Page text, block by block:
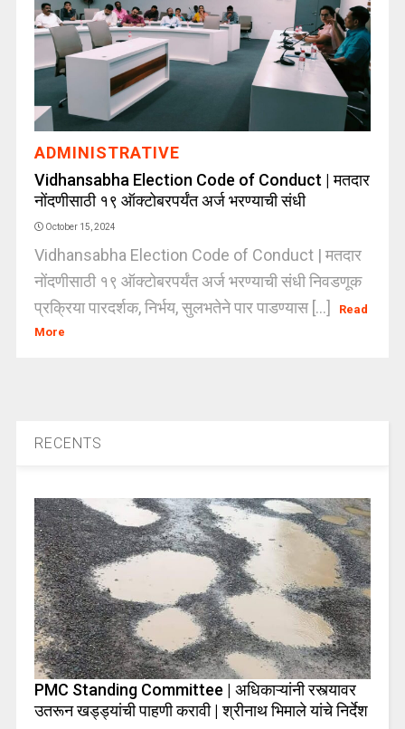
ADMINISTRATIVE
Vidhansabha Election Code of Conduct | मतदार
नोंदणीसाठी १९ ऑक्टोबरपर्यंत अर्ज भरण्याची संधी
October 15, 2024
Vidhansabha Election Code of Conduct | मतदार
नोंदणीसाठी १९ ऑक्टोबरपर्यंत अर्ज भरण्याची संधी निवडणूक
प्रक्रिया पारदर्शक, निर्भय, सुलभतेने पार पाडण्यास [...]
Read
More
RECENTS
PMC Standing Committee | अधिकाऱ्यांनी रस्त्यावर
उतरून खड्ड्यांची पाहणी करावी | श्रीनाथ भिमाले यांचे निर्देश